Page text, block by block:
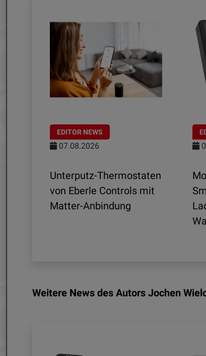
EDITOR NEWS
07.08.2026
Unterputz-Thermostaten
von Eberle Controls mit
Matter-Anbindung
Weitere News des Autors Jochen